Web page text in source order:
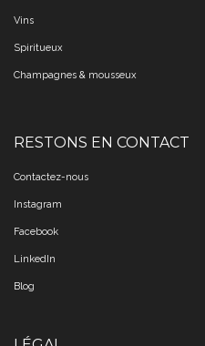
Vins
Spiritueux
Champagnes & mousseux
RESTONS EN CONTACT
Contactez-nous
Instagram
Facebook
LinkedIn
Blog